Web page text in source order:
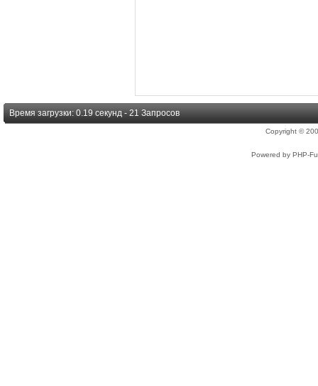
Время загрузки: 0.19 секунд - 21 Запросов
Copyright ©
Powered by PHP-